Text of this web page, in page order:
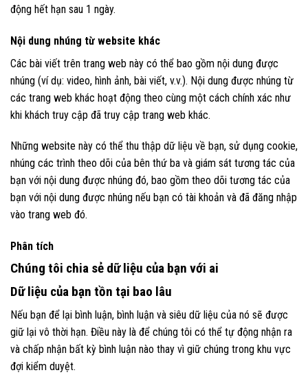
động hết hạn sau 1 ngày.
Nội dung nhúng từ website khác
Các bài viết trên trang web này có thể bao gồm nội dung được
nhúng (ví dụ: video, hình ảnh, bài viết, v.v.). Nội dung được nhúng từ
các trang web khác hoạt động theo cùng một cách chính xác như
khi khách truy cập đã truy cập trang web khác.
Những website này có thể thu thập dữ liệu về bạn, sử dụng cookie,
nhúng các trình theo dõi của bên thứ ba và giám sát tương tác của
bạn với nội dung được nhúng đó, bao gồm theo dõi tương tác của
bạn với nội dung được nhúng nếu bạn có tài khoản và đã đăng nhập
vào trang web đó.
Phân tích
Chúng tôi chia sẻ dữ liệu của bạn với ai
Dữ liệu của bạn tồn tại bao lâu
Nếu bạn để lại bình luận, bình luận và siêu dữ liệu của nó sẽ được
giữ lại vô thời hạn. Điều này là để chúng tôi có thể tự động nhận ra
và chấp nhận bất kỳ bình luận nào thay vì giữ chúng trong khu vực
đợi kiểm duyệt.